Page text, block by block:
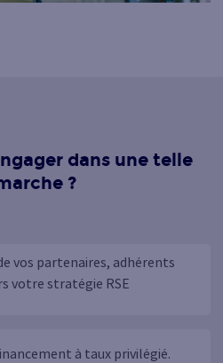
dans une telle
?
vos partenaires, adhérents
votre stratégie RSE
à taux privilégié.